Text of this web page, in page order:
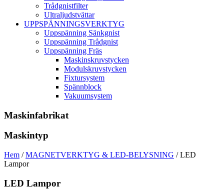
Trådgnistfilter
Ultraljudstvättar
UPPSPÄNNINGSVERKTYG
Uppspänning Sänkgnist
Uppspänning Trådgnist
Uppspänning Fräs
Maskinskruvstycken
Modulskruvstycken
Fixtursystem
Spännblock
Vakuumsystem
Maskinfabrikat
Maskintyp
Hem /MAGNETVERKTYG & LED-BELYSNING / LED
Lampor
LED Lampor